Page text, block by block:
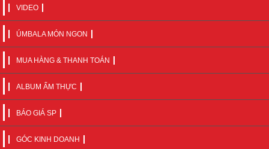
VIDEO
ÚMBALA MÓN NGON
MUA HÀNG & THANH TOÁN
ALBUM ẨM THỰC
BÁO GIÁ SP
GÓC KINH DOANH